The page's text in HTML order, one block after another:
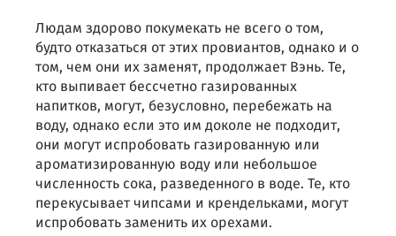
Людам здорово покумекать не всего о том,
будто отказаться от этих провиантов, однако и о
том, чем они их заменят, продолжает Вэнь. Те,
кто выпивает бессчетно газированных
напитков, могут, безусловно, перебежать на
воду, однако если это им доколе не подходит,
они могут испробовать газированную или
ароматизированную воду или небольшое
численность сока, разведенного в воде. Те, кто
перекусывает чипсами и крендельками, могут
испробовать заменить их орехами.